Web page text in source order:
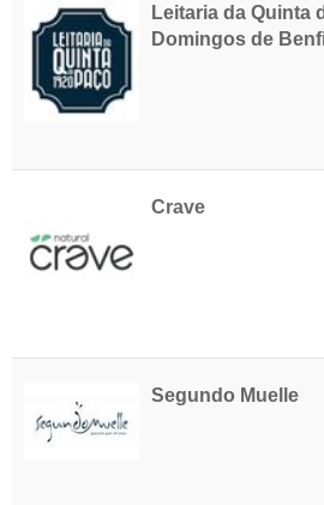
Leitaria da Quinta
Domingos de
Crave
Segundo Muelle